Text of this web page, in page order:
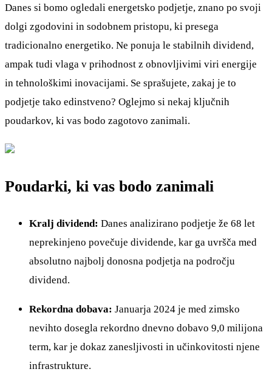
Danes si bomo ogledali energetsko podjetje, znano po svoji
dolgi zgodovini in sodobnem pristopu, ki presega
tradicionalno energetiko. Ne ponuja le stabilnih dividend,
ampak tudi vlaga v prihodnost z obnovljivimi viri energije
in tehnološkimi inovacijami. Se sprašujete, zakaj je to
podjetje tako edinstveno? Oglejmo si nekaj ključnih
poudarkov, ki vas bodo zagotovo zanimali.
Poudarki, ki vas bodo zanimali
Kralj dividend: Danes analizirano podjetje že 68 let
neprekinjeno povečuje dividende, kar ga uvršča med
absolutno najbolj donosna podjetja na področju
dividend.
Rekordna dobava: Januarja 2024 je med zimsko
nevihto dosegla rekordno dnevno dobavo 9,0 milijona
term, kar je dokaz zanesljivosti in učinkovitosti njene
infrastrukture.